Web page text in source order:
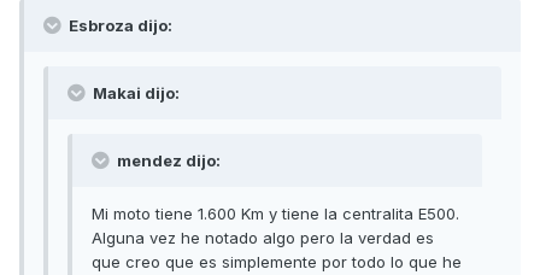
Esbroza dijo:
Makai dijo:
mendez dijo:
Mi moto tiene 1.600 Km y tiene la centralita E500.
Alguna vez he notado algo pero la verdad es
que creo que es simplemente por todo lo que he